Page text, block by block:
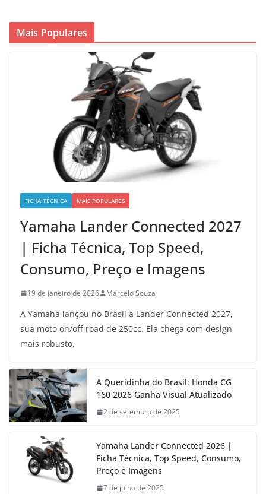
Mais Populares
FICHA TÉCNICA MAIS POPULARES
Yamaha Lander Connected 2027
| Ficha Técnica, Top Speed,
Consumo, Preço e Imagens
19 de janeiro de 2026 Marcelo Souza
A Yamaha lançou no Brasil a Lander Connected 2027,
sua moto on/off-road de 250cc. Ela chega com design
mais robusto,
A Queridinha do Brasil: Honda CG
160 2026 Ganha Visual Atualizado
2 de setembro de 2025
Yamaha Lander Connected 2026 |
Ficha Técnica, Top Speed, Consumo,
Preço e Imagens
7 de julho de 2025